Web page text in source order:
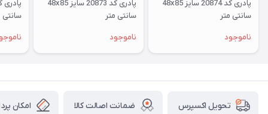
پادری کد 20874 سایز 48x85
سانتی متر
ناموجود
پادری کد 20873 سایز 48x85
سانتی متر
ناموجود
سانتی
تحویل اکسپرس ضمانت اصالت کالا امکان